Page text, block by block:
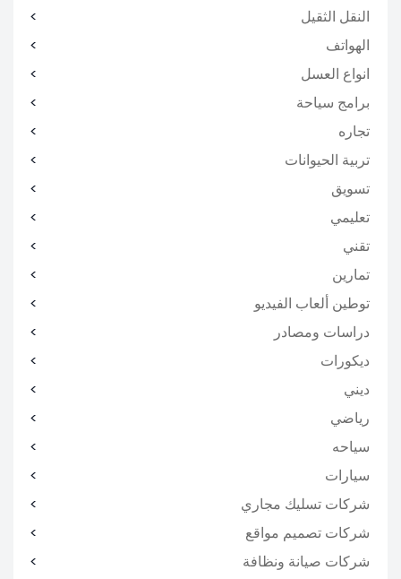
النقل الثقيل
الهواتف
انواع العسل
برامج سياحة
تجاره
تربية الحيوانات
تسويق
تعليمي
تقني
تمارين
توطين ألعاب الفيديو
دراسات ومصادر
ديكورات
ديني
رياضي
سياحه
سيارات
شركات تسليك مجاري
شركات تصميم مواقع
شركات صيانة ونظافة